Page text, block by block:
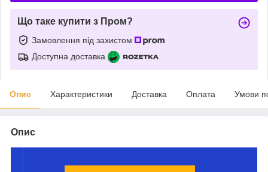
Що таке купити з Пром?
Замовлення під захистом
Доступна доставка
Опис Характеристики Доставка Оплата Умови
Опис